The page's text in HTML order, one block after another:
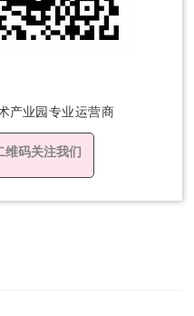
产业园专业运营商
维码关注我们